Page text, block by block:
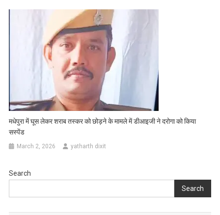
मधेपुरा में घूस लेकर शराब तस्कर को छोड़ने के मामले में डीआइजी ने दरोगा को किया
सस्पेंड
March 2, 2026 yatharth dixit
Search
Search